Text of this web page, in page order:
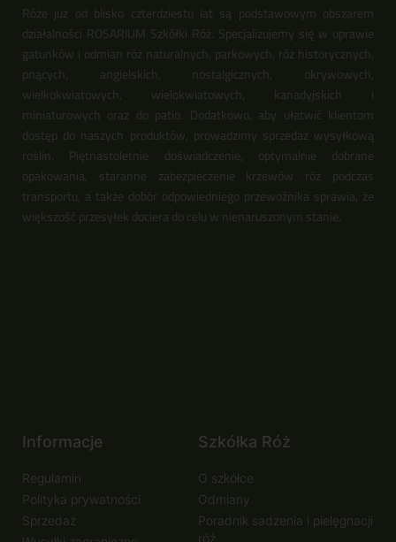
Róże już od blisko czterdziestu lat są podstawowym obszarem
działalności ROSARIUM Szkółki Róż. Specjalizujemy się w uprawie
gatunków i odmian róż naturalnych, parkowych, róż historycznych,
pnących, angielskich, nostalgicznych, okrywowych,
wielkokwiatowych, wielokwiatowych, kanadyjskich i
miniaturowych oraz do patio. Dodatkowo, aby ułatwić klientom
dostęp do naszych produktów, prowadzimy sprzedaż wysyłkową
roślin. Piętnastoletnie doświadczenie, optymalnie dobrane
opakowania, staranne zabezpieczenie krzewów róż podczas
transportu, a także dobór odpowiedniego przewoźnika sprawia, że
większość przesyłek dociera do celu w nienaruszonym stanie.
Informacje
Regulamin
Polityka prywatności
Sprzedaż
Szkółka Róż
O szkółce
Odmiany
Poradnik sadzenia i pielęgnacji
róż